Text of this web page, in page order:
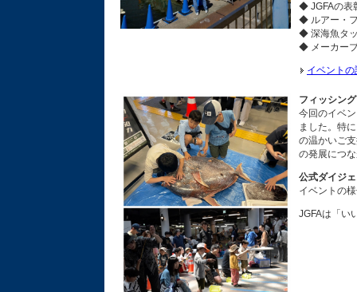
◆ JGFAの表
◆ ルアー・
◆ 深海魚タ
◆ メーカー
イベント
フィッシン
今回のイベ
ました。特
の温かいご
の発展につ
公式ダイジ
イベントの
JGFAは「い